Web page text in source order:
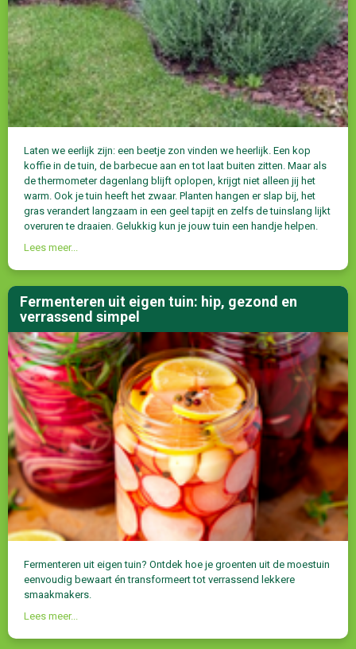
Laten we eerlijk zijn: een beetje zon vinden we heerlijk. Een kop
koffie in de tuin, de barbecue aan en tot laat buiten zitten. Maar als
de thermometer dagenlang blijft oplopen, krijgt niet alleen jij het
warm. Ook je tuin heeft het zwaar. Planten hangen er slap bij, het
gras verandert langzaam in een geel tapijt en zelfs de tuinslang lijkt
overuren te draaien. Gelukkig kun je jouw tuin een handje helpen.
Lees meer...
Fermenteren uit eigen tuin: hip, gezond en
verrassend simpel
Fermenteren uit eigen tuin? Ontdek hoe je groenten uit de moestuin
eenvoudig bewaart én transformeert tot verrassend lekkere
smaakmakers.
Lees meer...